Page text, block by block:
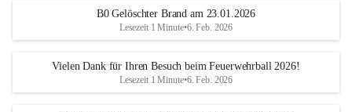
B0 Gelöschter Brand am 23.01.2026
Lesezeit 1 Minute•6. Feb. 2026
Vielen Dank für Ihren Besuch beim Feuerwehrball 2026!
Lesezeit 1 Minute•6. Feb. 2026